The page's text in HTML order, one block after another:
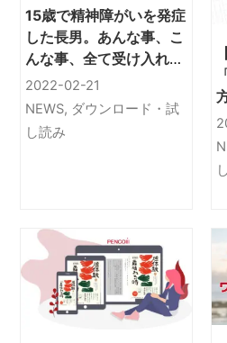
15歳で精神障がいを発症
した長男。あんな事、こ
んな事、全て受け入れ頑
張った(前編-母の立場）
2022-02-21
NEWS, ダウンロード・試
し読み